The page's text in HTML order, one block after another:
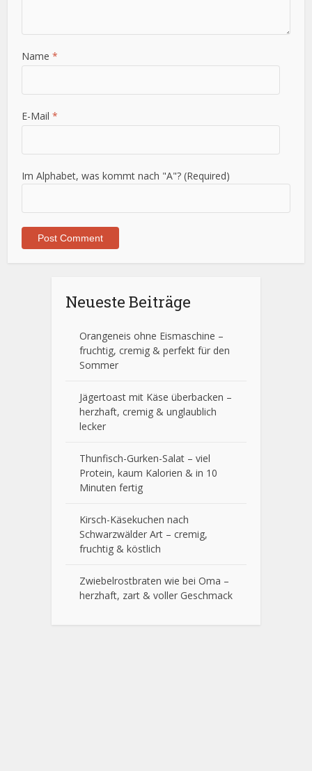
Name*
E-Mail*
Im Alphabet, was kommt nach "A"? (Required)
Neueste Beiträge
Orangeneis ohne Eismaschine –
fruchtig, cremig & perfekt für den
Sommer
Jägertoast mit Käse überbacken –
herzhaft, cremig & unglaublich
lecker
Thunfisch-Gurken-Salat – viel
Protein, kaum Kalorien & in 10
Minuten fertig
Kirsch-Käsekuchen nach
Schwarzwälder Art – cremig,
fruchtig & köstlich
Zwiebelrostbraten wie bei Oma –
herzhaft, zart & voller Geschmack